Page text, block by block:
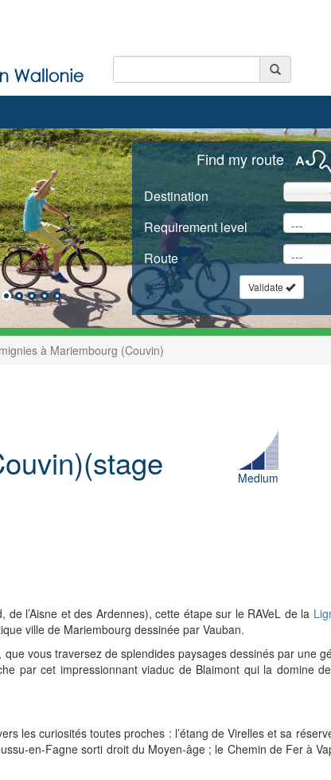
Find my route
Destination
Requirement level
Route
Validate
à Mariembourg (Couvin)
Medium
l’Aisne et des Ardennes), cette étape sur le RAVeL de la
ville de Mariembourg dessinée par Vauban.
vous traversez de splendides paysages dessinés par une
par cet impressionnant viaduc de Blaimont qui la domine
les curiosités toutes proches : l’étang de Virelles et sa
en-Fagne sorti droit du Moyen-âge ; le Chemin de Fer à